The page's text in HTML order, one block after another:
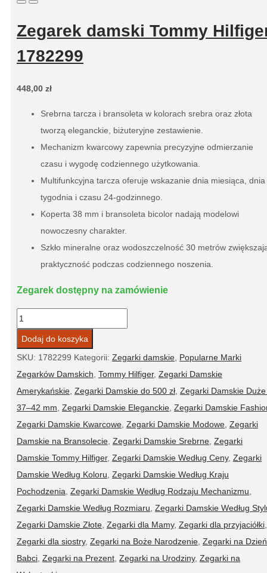
Zegarek damski Tommy
1782299
448,00 zł
Srebrna tarcza i bransoleta w kolorach srebra oraz złota
tworzą eleganckie, biżuteryjne zestawienie.
Mechanizm kwarcowy zapewnia precyzyjne odmierzanie
czasu i wygodę codziennego użytkowania.
Multifunkcyjna tarcza oferuje wskazanie dnia miesiąca, dnia
tygodnia i czasu 24-godzinnego.
Koperta 38 mm i bransoleta bicolor nadają modelowi
nowoczesny charakter.
Szkło mineralne oraz wodoszczelność 30 metrów
praktyczność podczas codziennego noszenia.
Zegarek dostępny na zamówienie
ilość
Zegarek
damski
Dodaj do koszyka
SKU: 1782299 Kategorii: Zegarki damskie Popularne Marki
Zegarków Damskich Tommy Hilfiger, Zegarki Damskie
Amerykańskie Zegarki Damskie do 500 zł Zegarki Damskie
37–42 mm Zegarki Damskie Eleganckie Zegarki Damskie
Zegarki Damskie Kwarcowe Zegarki Damskie Modowe Zegarki
Damskie na Bransolecie Zegarki Damskie Srebrne Zegarki
Damskie Tommy Hilfiger, Zegarki Damskie Według Ceny, Zegarki
Damskie Według Koloru Zegarki Damskie Według Kraju
Pochodzenia Zegarki Damskie Według Rodzaju Mechanizmu
Zegarki Damskie Według Rozmiaru Zegarki Damskie Według
Zegarki Damskie Złote Zegarki dla Mamy, Zegarki dla przyjaciółki
Zegarki dla siostry, Zegarki na Boże Narodzenie Zegarki na Dzień
Babci Zegarki na Prezent Zegarki na Urodziny, Zegarki na